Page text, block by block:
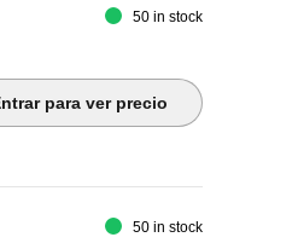
Gen 1 upstream ¦ 4 x USB 3.2 Gen 1
50 in stock
para ver precio
50 in stock